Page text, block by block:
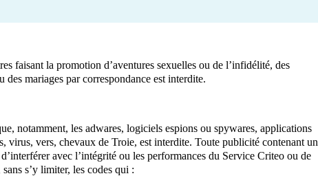
faisant la promotion d’aventures sexuelles ou de l’infidélité, des
des mariages par correspondance est interdite.
notamment, les adwares, logiciels espions ou spywares, applications
virus, vers, chevaux de Troie, est interdite. Toute publicité contenant un
avec l’intégrité ou les performances du Service Criteo ou de
s’y limiter, les codes qui :